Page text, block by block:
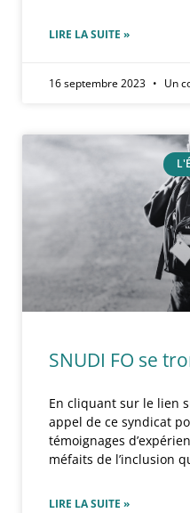
LIRE LA SUITE »
16 septembre 2023 Un
SNUDI FO se
En cliquant sur le lien
appel de ce syndicat
témoignages
méfaits de l’inclusion
LIRE LA SUITE »